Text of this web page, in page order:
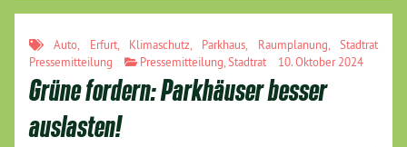
Auto, Erfurt, Klimaschutz, Parkhaus, Raumplanung,Stadtrat
Pressemitteilung
Pressemitteilung,Stadtrat 10. Oktober 2024
Grüne fordern: Parkhäuser besser
auslasten!